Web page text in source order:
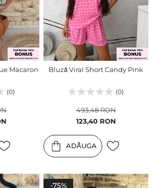
Macaron
(0)
Bluză Viral Short Candy Pink
(0)
Pret
123,40 RON
493,48 RON
ADĂUGA
-75%